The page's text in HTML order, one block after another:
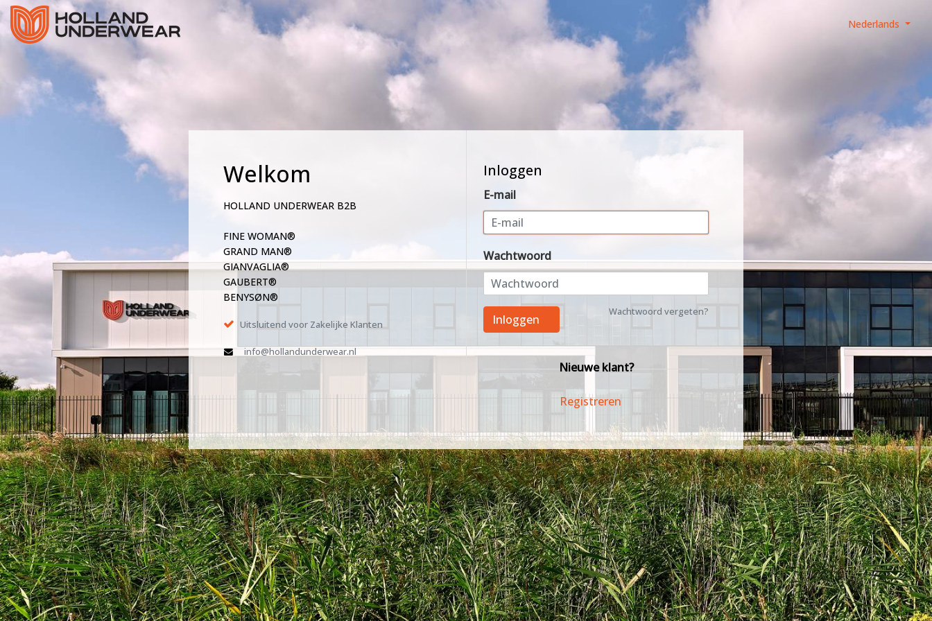
Nederlands
Welkom
HOLLAND UNDERWEAR B2B
FINE WOMAN®
GRAND MAN®
GIANVAGLIA®
GAUBERT®
BENYSØN®
Uitsluitend voor Zakelijke Klanten
info@hollandunderwear.nl
Inloggen
E-mail
Wachtwoord
Wachtwoord vergeten?
Inloggen
Nieuwe klant?
Registreren